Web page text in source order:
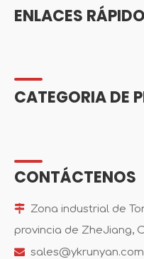
ENLACES
CATEGORIA DE
CONTÁCTENOS
 Zona industrial de
provincia de ZheJiang,
 sales@ykrunyan.com